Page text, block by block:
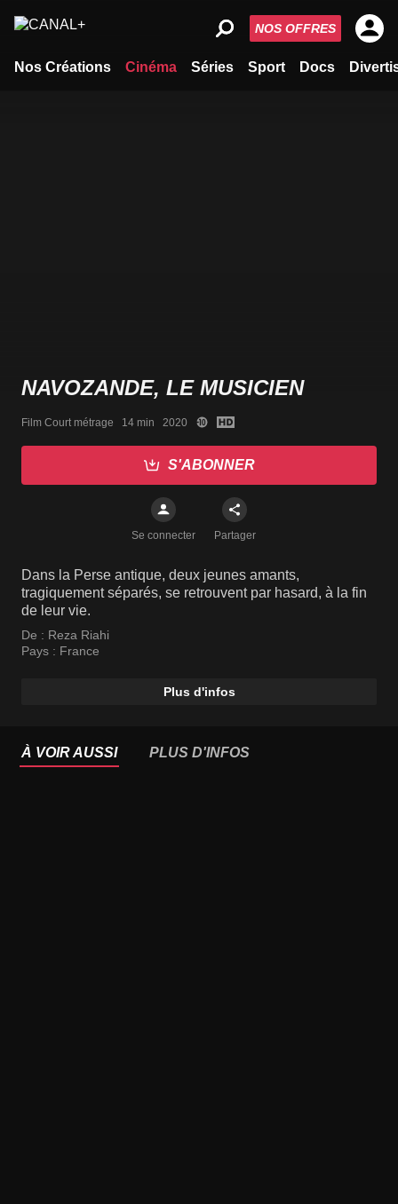
Nos Créations Cinéma Séries Sport Docs
NOS OFFRES
NAVOZANDE, LE MUSICIEN
Film Court métrage   14 min   2020
S'ABONNER
Se connecter Partager
Dans la Perse antique, deux jeunes amants,
tragiquement séparés, se retrouvent par hasard, à la fin
de leur vie.
De : Reza Riahi
Pays : France
Plus d'infos
À VOIR AUSSI PLUS D'INFOS